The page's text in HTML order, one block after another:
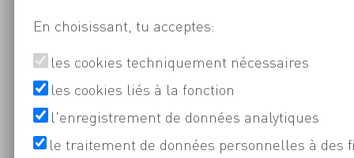
En choisissant, tu acceptes:
les cookies techniquement nécessaires
les cookies liés à la fonction
l'enregistrement de données analytiques
le traitement de données personnelles à des